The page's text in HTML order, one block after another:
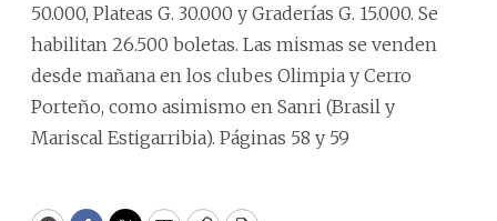
50.000, Plateas G. 30.000 y Graderías G. 15.000. Se
habilitan 26.500 boletas. Las mismas se venden
desde mañana en los clubes Olimpia y Cerro
Porteño, como asimismo en Sanri (Brasil y
Mariscal Estigarribia). Páginas 58 y 59